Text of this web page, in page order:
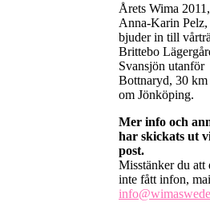
Årets Wima 2011,
Anna-Karin Pelz,
bjuder in till
Brittebo
Svansjön utanför
Bottnaryd, 30 km
om Jönköping.
Mer info och
har skickats ut
post.
Misstänker du att
inte fått infon,